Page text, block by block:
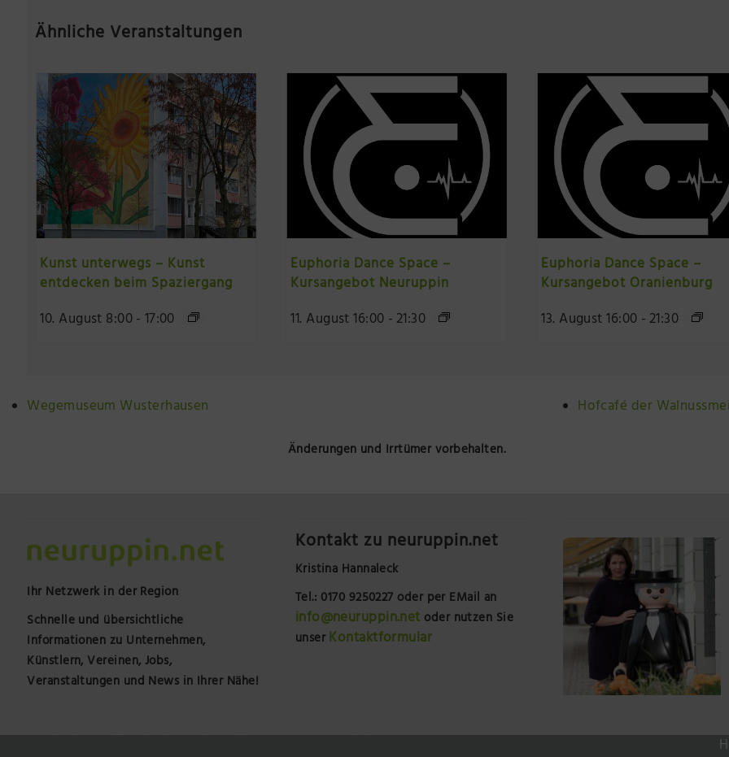
Ähnliche Veranstaltungen
Kunst unterwegs – Kunst
entdecken beim Spaziergang
10. August 8:00-17:00
Euphoria Dance Space –
Kursangebot Neuruppin
11. August 16:00-21:30
Euphoria Dance Space –
Kursangebot Oranienburg
13. August 16:00-21:30
Wegemuseum Wusterhausen Hofcafé der
Änderungen und Irrtümer vorbehalten.
Ihr Netzwerk in der Region
Schnelle und übersichtliche
Informationen zu Unternehmen,
Künstlern, Vereinen, Jobs,
Veranstaltungen und News in Ihrer Nähe!
Kontakt zu neuruppin.net
Kristina Hannaleck
Tel.: 0170 9250227 oder per EMail an
info@neuruppin.net oder nutzen Sie
unserKontaktformular
google-site-verification=jao5mdmooJhlK2K73NscLt-MLBuol0lC9SjY9wZZet0